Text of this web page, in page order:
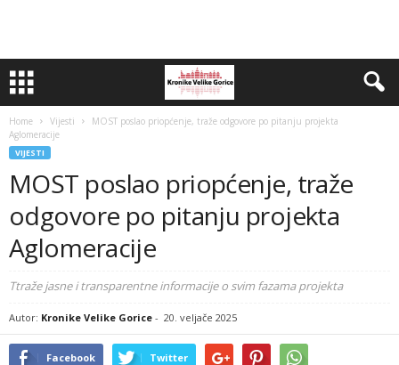
Home Vijesti
MOST poslao priopćenje, traže odgovore po pitanju projekta
Aglomeracije
VIJESTI
MOST poslao priopćenje, traže
odgovore po pitanju projekta
Aglomeracije
Ttraže jasne i transparentne informacije o svim fazama projekta
Autor: Kronike Velike Gorice - 20. veljače 2025
Facebook Twitter